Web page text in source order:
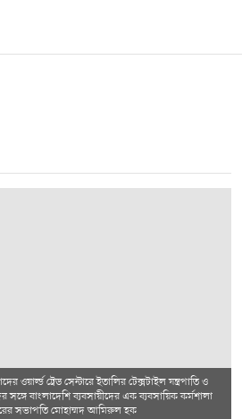
ওয়ার্ল্ড ট্রেড সেন্টারে ইতালির টেক্সটাইল যন্ত্রপাতি ও
সঙ্গে বাংলাদেশি ব্যবসায়ীদের এক ব্যবসায়িক কর্মশালা
সভাপতি মোহাম্মদ আমিরুল হক